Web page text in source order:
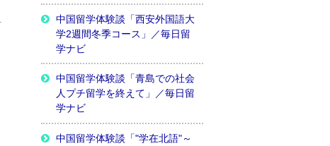
中国留学体験談「西安外国語大
学2週間冬季コース」／毎日留
学ナビ
中国留学体験談「青島での社会
人プチ留学を終えて」／毎日留
学ナビ
中国留学体験談「"学在北語"～